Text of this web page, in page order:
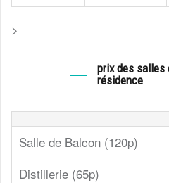
>
prix des salles
résidence
Salle de Balcon (120p)
Distillerie (65p)